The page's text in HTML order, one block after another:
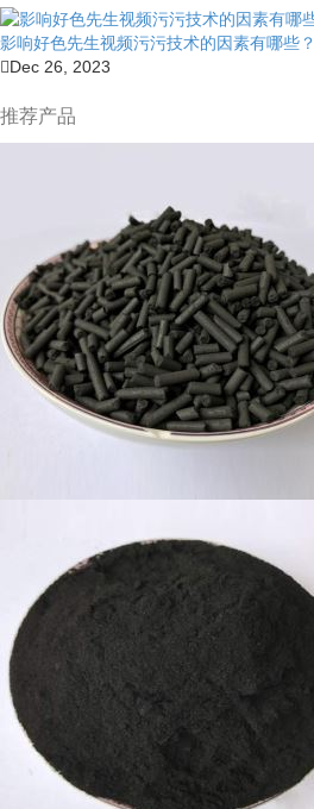
影响好色先生视频污污技术的因素有哪些？
Dec 26, 2023
推荐产品